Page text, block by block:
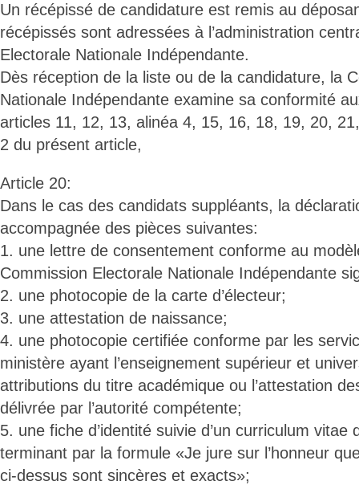
Un récépissé de candidature est remis au
récépissés sont adressées à l’administration
Electorale Nationale Indépendante.
Dès réception de la liste ou de la candidature, la
Nationale Indépendante examine sa conformité
articles 11, 12, 13, alinéa 4, 15, 16, 18, 19, 20,
2 du présent article,
Article 20:
Dans le cas des candidats suppléants, la
accompagnée des pièces suivantes:
1. une lettre de consentement conforme au
Commission Electorale Nationale Indépendante
2. une photocopie de la carte d’électeur;
3. une attestation de naissance;
4. une photocopie certifiée conforme par les
ministère ayant l’enseignement supérieur et
attributions du titre académique ou l’attestation
délivrée par l’autorité compétente;
5. une fiche d’identité suivie d’un curriculum vitae
terminant par la formule «Je jure sur l’honneur
ci-dessus sont sincères et exacts»;